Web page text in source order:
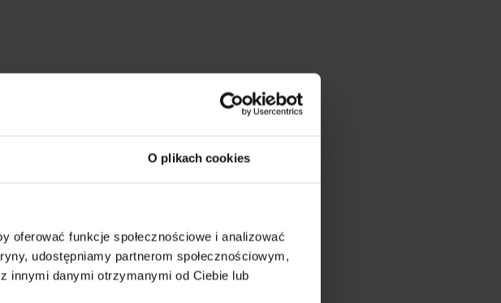
O plikach cookies
oferować funkcje społecznościowe i analizować
udostępniamy partnerom społecznościowym,
innymi danymi otrzymanymi od Ciebie lub